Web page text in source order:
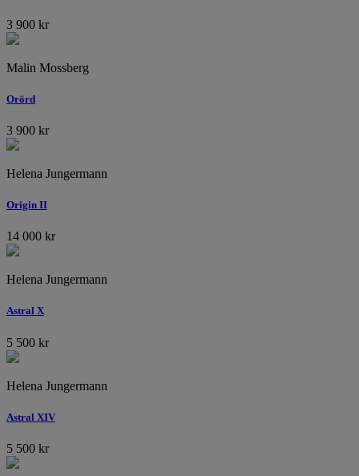
3 900 kr
Malin Mossberg
Orörd
3 900 kr
Helena Jungermann
Origin II
14 000 kr
Helena Jungermann
Astral X
5 500 kr
Helena Jungermann
Astral XIV
5 500 kr